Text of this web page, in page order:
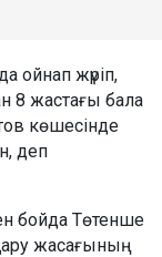
ойнап жүріп,
8 жастағы бала
көшесінде
деп
бойда Төтенше
жасағының